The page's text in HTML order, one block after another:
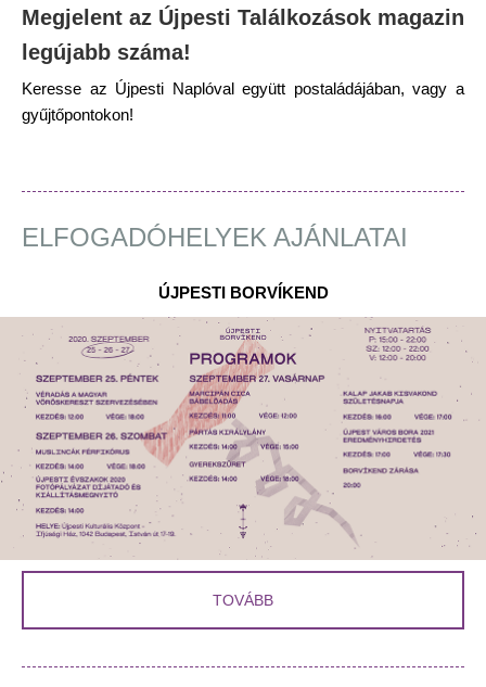
Megjelent az Újpesti Találkozások magazin
legújabb száma!
Keresse az Újpesti Naplóval együtt postaládájában, vagy a
gyűjtőpontokon!
ELFOGADÓHELYEK AJÁNLATAI
ÚJPESTI BORVÍKEND
TOVÁBB